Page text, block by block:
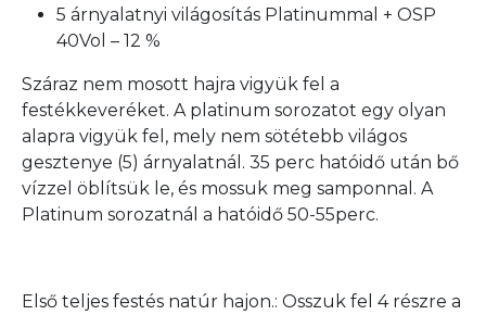
5 árnyalatnyi világosítás Platinummal + OSP
40Vol – 12 %
Száraz nem mosott hajra vigyük fel a
festékkeveréket. A platinum sorozatot egy olyan
alapra vigyük fel, mely nem sötétebb világos
gesztenye (5) árnyalatnál. 35 perc hatóidő után bő
vízzel öblítsük le, és mossuk meg samponnal. A
Platinum sorozatnál a hatóidő 50-55perc.
Első teljes festés natúr hajon.: Osszuk fel 4 részre a